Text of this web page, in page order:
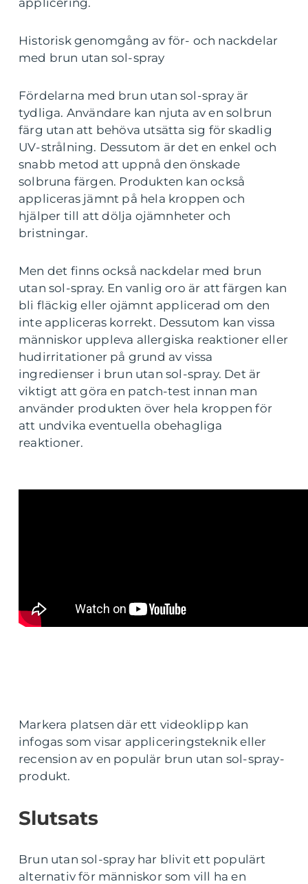
applicering.
Historisk genomgång av för- och nackdelar
med brun utan sol-spray
Fördelarna med brun utan sol-spray är
tydliga. Användare kan njuta av en solbrun
färg utan att behöva utsätta sig för skadlig
UV-strålning. Dessutom är det en enkel och
snabb metod att uppnå den önskade
solbruna färgen. Produkten kan också
appliceras jämnt på hela kroppen och
hjälper till att dölja ojämnheter och
bristningar.
Men det finns också nackdelar med brun
utan sol-spray. En vanlig oro är att färgen kan
bli fläckig eller ojämnt applicerad om den
inte appliceras korrekt. Dessutom kan vissa
människor uppleva allergiska reaktioner eller
hudirritationer på grund av vissa
ingredienser i brun utan sol-spray. Det är
viktigt att göra en patch-test innan man
använder produkten över hela kroppen för
att undvika eventuella obehagliga
reaktioner.
Markera platsen där ett videoklipp kan
infogas som visar appliceringsteknik eller
recension av en populär brun utan sol-spray-
produkt.
Slutsats
Brun utan sol-spray har blivit ett populärt
alternativ för människor som vill ha en